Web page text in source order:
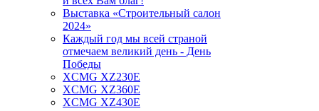
Выставка «Строительный салон
2024»
Каждый год мы всей страной
отмечаем великий день - День
Победы
XCMG XZ230E
XCMG XZ360E
XCMG XZ430E